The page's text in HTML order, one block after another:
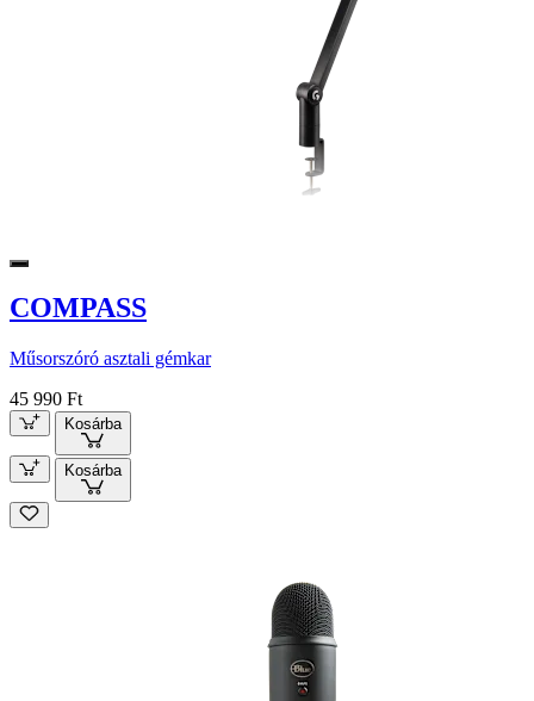
COMPASS
Műsorszóró asztali gémkar
45 990 Ft
Kosárba
Kosárba